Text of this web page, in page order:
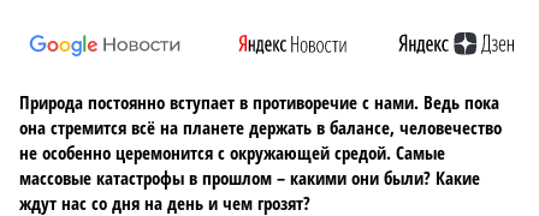
Природа постоянно вступает в противоречие с нами. Ведь пока
она стремится всё на планете держать в балансе, человечество
не особенно церемонится с окружающей средой. Самые
массовые катастрофы в прошлом – какими они были? Какие
ждут нас со дня на день и чем грозят?